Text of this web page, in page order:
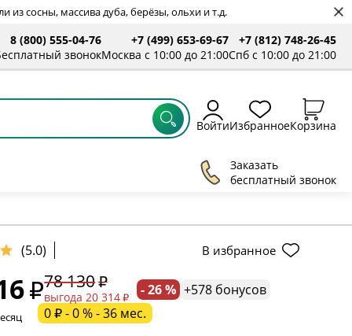
сосны, массива дуба, берёзы, ольхи и т.д.
8 (800) 555-04-76
звонок
+7 (499) 653-69-67
Москва с 10:00 до 21:00
+7 (812) 748-26-45
Спб с 10:00 до 21:00
ВойтиИзбранноеКорзина
Заказать
бесплатный звонок
(5.0) В избранное
78 130
выгода 20 314 - 26 % +578 бонусов
0 ₽ - 0 % - 36 мес.
поле